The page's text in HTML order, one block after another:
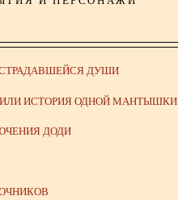
ДУШИ
ИЛИ ИСТОРИЯ ОДНОЙ МАНТЫШКИ
ДОДИ